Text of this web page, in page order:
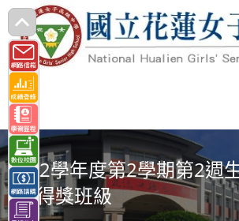
跳
轉
至
主
要
內
容 112學年度第2學期第2週
賽得獎班級